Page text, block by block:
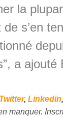
la
de s’en
a ajouté
Twitter, Linkedin,
manquer.